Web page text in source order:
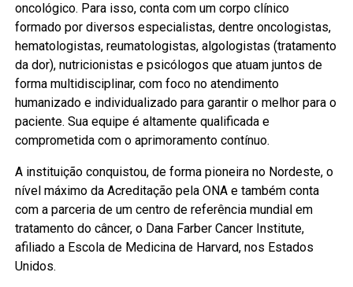
oncológico. Para isso, conta com um corpo clínico
formado por diversos especialistas, dentre oncologistas,
hematologistas, reumatologistas, algologistas (tratamento
da dor), nutricionistas e psicólogos que atuam juntos de
forma multidisciplinar, com foco no atendimento
humanizado e individualizado para garantir o melhor para o
paciente. Sua equipe é altamente qualificada e
comprometida com o aprimoramento contínuo.
A instituição conquistou, de forma pioneira no Nordeste, o
nível máximo da Acreditação pela ONA e também conta
com a parceria de um centro de referência mundial em
tratamento do câncer, o Dana Farber Cancer Institute,
afiliado a Escola de Medicina de Harvard, nos Estados
Unidos.